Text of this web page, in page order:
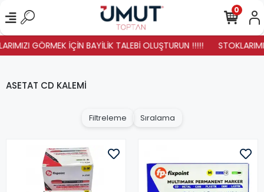
GÖRMEK İÇİN BAYİLİK TALEBİ OLUŞTURUN !!!!!
0
ASETAT CD KALEMİ
Filtreleme Sıralama